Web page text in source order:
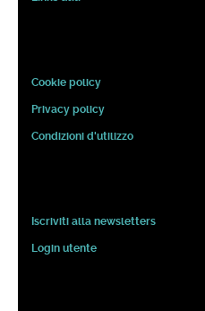
Cookie policy
Privacy policy
Condizioni d'utilizzo
Iscriviti alla newsletters
Login utente